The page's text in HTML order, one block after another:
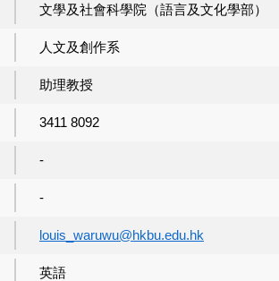
文學及社會科學院（語言及文化學部）
人文及創作系
助理教授
3411 8092
-
-
louis_waruwu@hkbu.edu.hk
英語